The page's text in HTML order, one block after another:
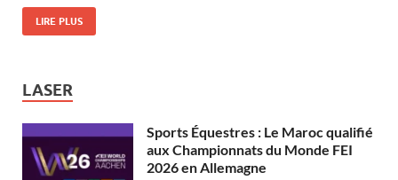
LIRE PLUS
LASER
Sports Équestres : Le Maroc qualifié
aux Championnats du Monde FEI
2026 en Allemagne